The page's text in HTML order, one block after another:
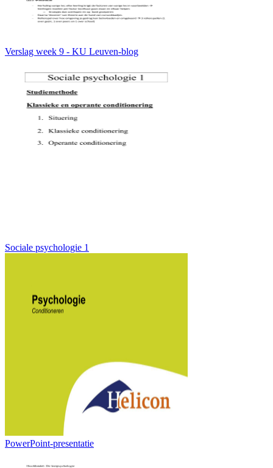
Verslag week 9 - KU Leuven-blog
Sociale psychologie 1
PowerPoint-presentatie